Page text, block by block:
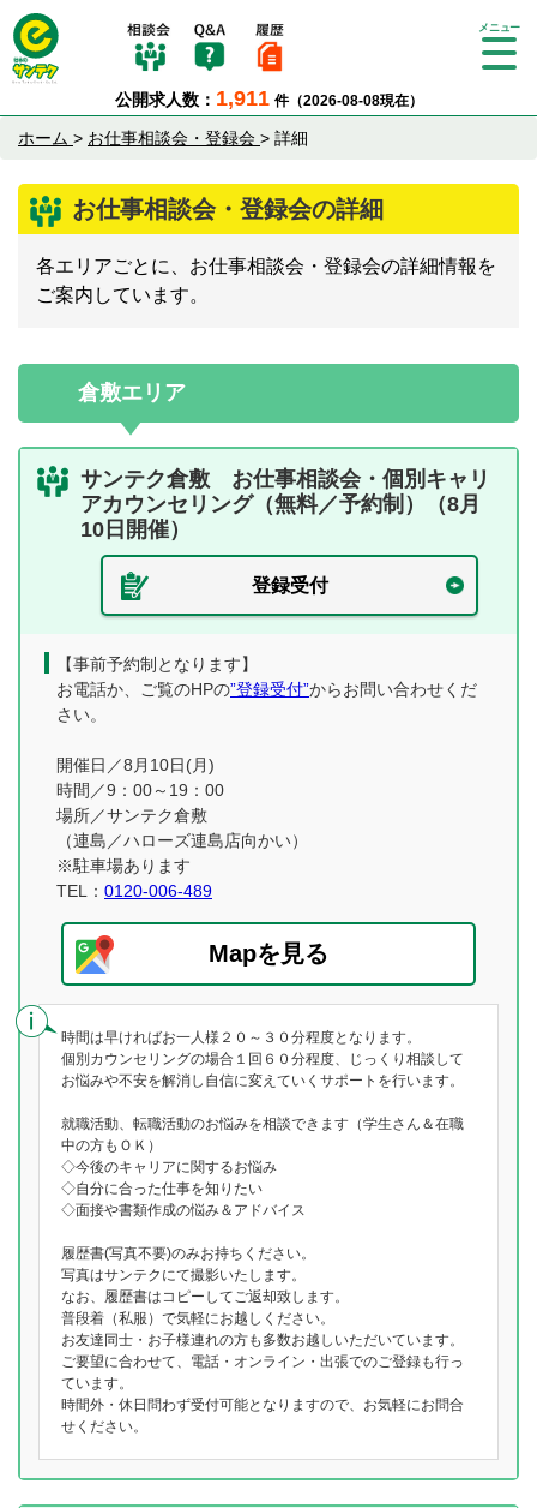
公開求人数： 1,911 件（2026-08-08現在）
Tog
ホーム > お仕事相談会・登録会 > 詳細
お仕事相談会・登録会の詳細
各エリアごとに、お仕事相談会・登録会の詳細情報を
ご案内しています。
倉敷エリア
サンテク倉敷 お仕事相談会・個別キャリ
アカウンセリング（無料／予約制）（8月
10日開催）
登録受付
【事前予約制となります】
お電話か、ご覧のHPの”登録受付”からお問い合わせくだ
さい。
開催日／8月10日(月)
時間／9：00～19：00
場所／サンテク倉敷
（連島／ハローズ連島店向かい）
※駐車場あります
TEL： 0120-006-489
Mapを見る
時間は早ければお一人様２０～３０分程度となります。
個別カウンセリングの場合１回６０分程度、じっくり相談して
お悩みや不安を解消し自信に変えていくサポートを行います。
就職活動、転職活動のお悩みを相談できます（学生さん＆在職
中の方もＯＫ）
◇今後のキャリアに関するお悩み
◇自分に合った仕事を知りたい
◇面接や書類作成の悩み＆アドバイス
履歴書(写真不要)のみお持ちください。
写真はサンテクにて撮影いたします。
なお、履歴書はコピーしてご返却致します。
普段着（私服）で気軽にお越しください。
お友達同士・お子様連れの方も多数お越しいただいています。
ご要望に合わせて、電話・オンライン・出張でのご登録も行っ
ています。
時間外・休日問わず受付可能となりますので、お気軽にお問合
せください。